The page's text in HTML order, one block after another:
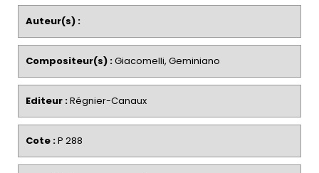
Auteur(s) :
Compositeur(s) :Giacomelli, Geminiano
Editeur :Régnier-Canaux
Cote :P 288